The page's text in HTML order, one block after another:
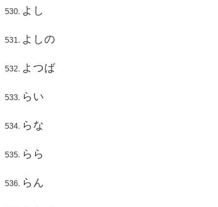
よし
よしの
よつば
らい
らな
らら
らん